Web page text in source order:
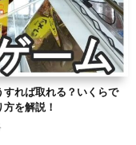
れば取れる？いくらで
を解説！